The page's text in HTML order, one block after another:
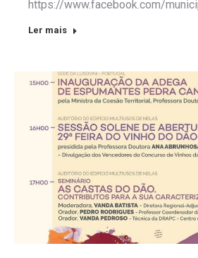
https://www.facebook.com/
Ler mais